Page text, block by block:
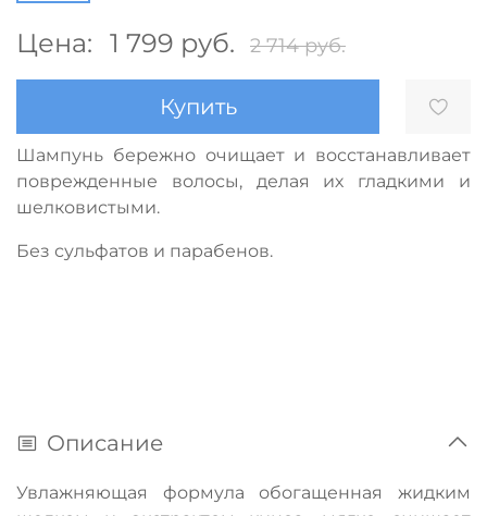
Цена: 1 799 руб. 2 714 руб.
Купить
Шампунь бережно очищает и восстанавливает
поврежденные волосы, делая их гладкими и
шелковистыми.
Без сульфатов и парабенов.
Описание
Увлажняющая формула обогащенная жидким